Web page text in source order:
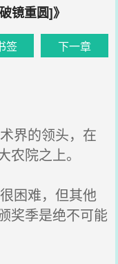
镜重圆]》
签 下一章
界的领头，在
院之上。
困难，但其他
奖季是绝不可能